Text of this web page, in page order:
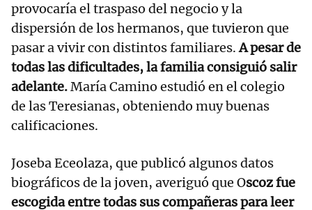
provocaría el traspaso del negocio y la
dispersión de los hermanos, que tuvieron que
pasar a vivir con distintos familiares.A pesar de
todas las dificultades, la familia consiguió salir
adelante.María Camino estudió en el colegio
de las Teresianas, obteniendo muy buenas
calificaciones.
Joseba Eceolaza, que publicó algunos datos
biográficos de la joven, averiguó que Oscoz fue
escogida entre todas sus compañeras para leer